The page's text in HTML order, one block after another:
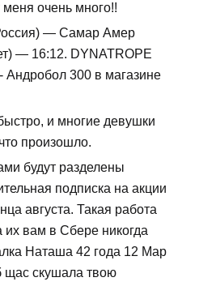
меня очень много!!
— Самар Амер
— 16:12. DYNATROPE
Андробол 300 в магазине
и многие девушки
произошло.
будут разделены
подписка на акции
августа. Такая работа
их вам в Сбере никогда
Наташа 42 года 12 Мар
щас скушала твою